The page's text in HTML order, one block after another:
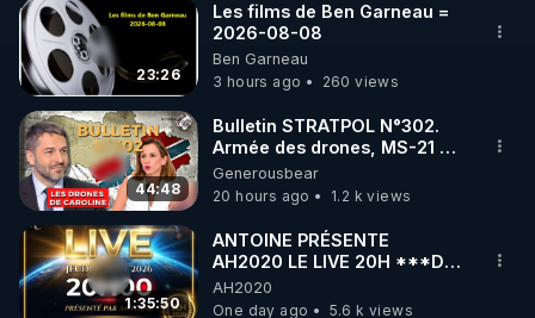
https://solidarita.net/CDL105
https://solidarita.net/CDL106
https://solidarita.net/CDL107
https://solidarita.net/cdl-humour
23:26
Les films de Ben Garneau =
2026-08-08
Ben Garneau
3 hours ago
260 views
44:48
Bulletin STRATPOL N°302.
Armée des drones, MS-21 en
série, missiles coréens.
07.08.2026.
Generousbear
20 hours ago
1.2 k views
1:35:50
ANTOINE PRÉSENTE
AH2020 LE LIVE 20H ***DU
06/08/2026***
AH2020
One day ago
5.6 k views